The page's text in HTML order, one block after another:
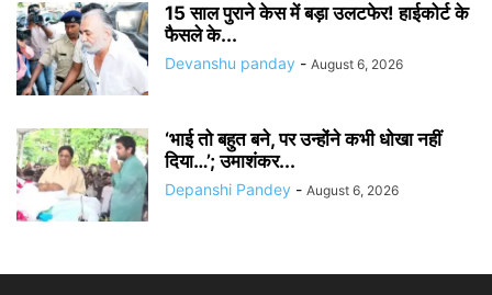
15 साल पुराने केस में बड़ा उलटफेर! हाईकोर्ट के
फैसले के...
Devanshu panday - August 6, 2026
‘भाई तो बहुत बने, पर उन्होंने कभी धोखा नहीं
दिया…’; उमाशंकर...
Depanshi Pandey - August 6, 2026